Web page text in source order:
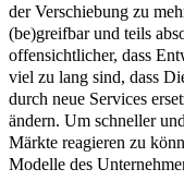
der Verschiebung zu
(be)greifbar und teils
offensichtlicher, dass
viel zu lang sind, dass
durch neue Services
ändern. Um schneller
Märkte reagieren zu
Modelle des